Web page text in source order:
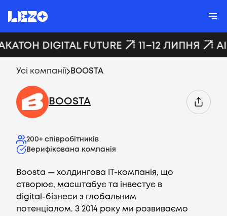
DIGITAL FUTURE 11–12 ЛИПНЯ
Усі компанії BOOSTA
BOOSTA
200+ співробітників
Верифікована компанія
Boosta — холдингова ІТ-компанія, що
створює, масштабує та інвестує в
digital-бізнеси з глобальним
потенціалом. З 2014 року ми розвиваємо